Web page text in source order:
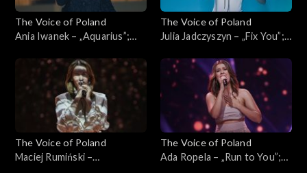
The Voice of Poland
Ania Iwanek – „Aquarius”;
listopada 2024
The Voice of Poland
Julia Jadczyszyn – „Fix You”;
listopada 2024
The Voice of Poland
Maciej Rumiński –
The Voice of Poland
Ada Ropela – „Run to You”;